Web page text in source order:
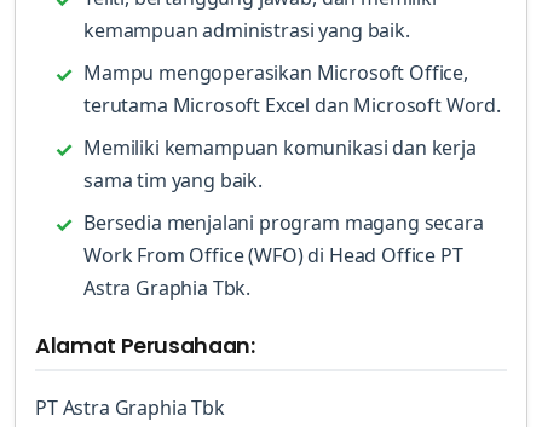
kemampuan administrasi yang baik.
Mampu mengoperasikan Microsoft Office,
terutama Microsoft Excel dan Microsoft Word.
Memiliki kemampuan komunikasi dan kerja
sama tim yang baik.
Bersedia menjalani program magang secara
Work From Office (WFO) di Head Office PT
Astra Graphia Tbk.
Alamat Perusahaan:
PT Astra Graphia Tbk